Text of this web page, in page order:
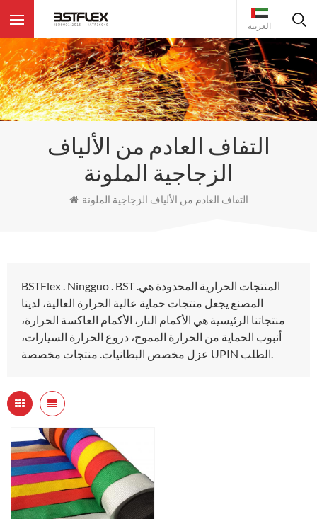
العربية
التفاف العادم من الألياف
الزجاجية الملونة
التفاف العادم من الألياف الزجاجية الملونة
BSTFlex . Ningguo . BST .المنتجات الحرارية المحدودة هي
المصنع يجعل منتجات حماية عالية الحرارة العالية، لدينا
منتجاتنا الرئيسية هي الأكمام النار، الأكمام العاكسة الحرارة،
أنبوب الحماية من الحرارة المموج، دروع الحرارة السيارات،